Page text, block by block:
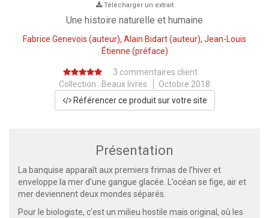
Télécharger un extrait
Une histoire naturelle et humaine
Fabrice Genevois (auteur), Alain Bidart(auteur), Jean-Louis
Étienne (préface)
3 commentaires client
Collection : Beaux livres
Octobre 2018
Référencer ce produit sur votre site
Présentation
La banquise apparaît aux premiers frimas de l’hiver et
enveloppe la mer d’une gangue glacée. L’océan se fige, air et
mer deviennent deux mondes séparés.
Pour le biologiste, c’est un milieu hostile mais original, où les